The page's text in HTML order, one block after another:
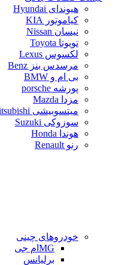
هیوندای Hyundai
کیاموتور KIA
نیسان Nissan
تویوتا Toyota
لکسوس Lexus
مرسدس بنز Benz
بی ام و BMW
پورشه porsche
مزدا Mazda
میتسوبیشی Mitsubishi
سوزوکی Suzuki
هوندا Honda
رنو Renault
خودروهای چینی
MGام جی
برلیانس